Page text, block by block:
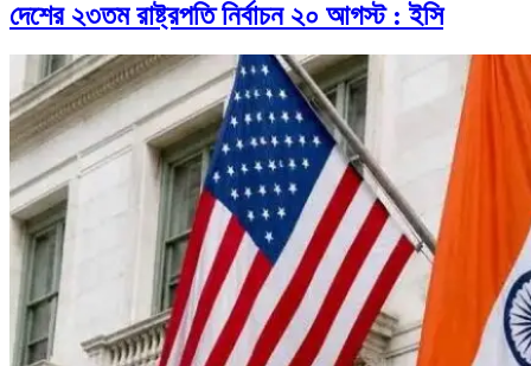
দেশের ২৩তম রাষ্ট্রপতি নির্বাচন ২০ আগস্ট : ইসি